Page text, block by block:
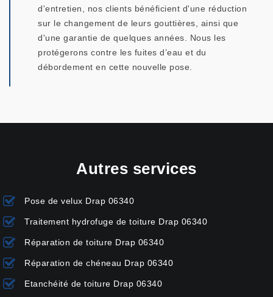
d'entretien, nos clients bénéficient d'une réduction
sur le changement de leurs gouttières, ainsi que
d'une garantie de quelques années. Nous les
protégerons contre les fuites d’eau et du
débordement en cette nouvelle pose.
Autres services
Pose de velux Drap 06340
Traitement hydrofuge de toiture Drap 06340
Réparation de toiture Drap 06340
Réparation de chéneau Drap 06340
Etanchéité de toiture Drap 06340